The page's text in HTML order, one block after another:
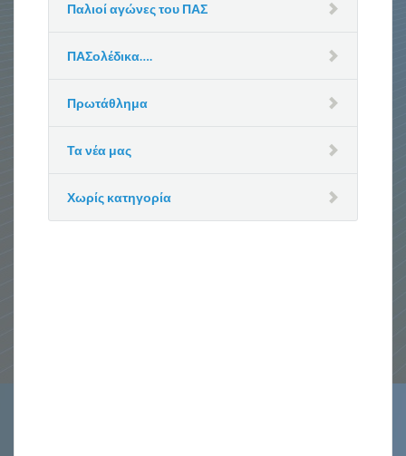
Παλιοί αγώνες του ΠΑΣ
ΠΑΣολέδικα….
Πρωτάθλημα
Τα νέα μας
Χωρίς κατηγορία